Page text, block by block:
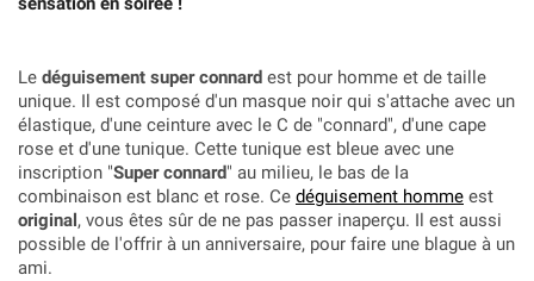
Le déguisement super connard est pour homme et de taille
unique. Il est composé d'un masque noir qui s'attache avec un
élastique, d'une ceinture avec le C de "connard", d'une cape
rose et d'une tunique. Cette tunique est bleue avec une
inscription "Super connard" au milieu, le bas de la
combinaison est blanc et rose. Ce déguisement homme est
original , vous êtes sûr de ne pas passer inaperçu. Il est aussi
possible de l'offrir à un anniversaire, pour faire une blague à un
ami.